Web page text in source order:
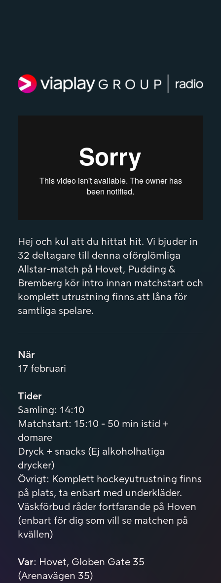
Hej och kul att du hittat hit. Vi bjuder in
32 deltagare till denna oförglömliga
Allstar-match på Hovet, Pudding &
Bremberg kör intro innan matchstart och
komplett utrustning finns att låna för
samtliga spelare.
När
17 februari
Tider
Samling: 14:10
Matchstart: 15:10 - 50 min istid +
domare
Dryck + snacks (Ej alkoholhatiga
drycker)
Övrigt: Komplett hockeyutrustning finns
på plats, ta enbart med underkläder.
Väskförbud råder fortfarande på Hoven
(enbart för dig som vill se matchen på
kvällen)
Var: Hovet, Globen Gate 35
(Arenavägen 35)